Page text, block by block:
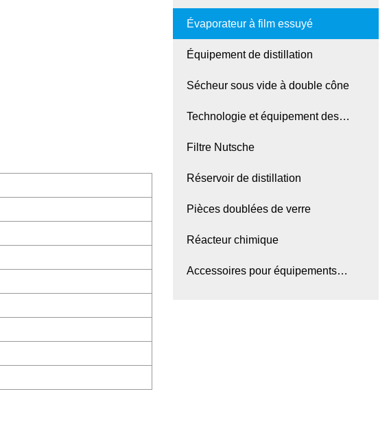
Évaporateur à film essuyé
Équipement de distillation
Sécheur sous vide à double cône
Technologie et équipement des
microréacteurs
Filtre Nutsche
Réservoir de distillation
Pièces doublées de verre
Réacteur chimique
Accessoires pour équipements